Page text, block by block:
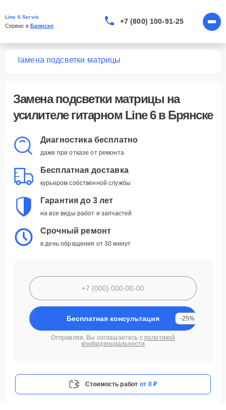
Line 6 Servis
Сервис в Брянске
+7 (800) 100-91-25
Замена подсветки матрицы
Замена подсветки матрицы на
усилителе гитарном Line 6 в Брянске
Диагностика бесплатно
даже при отказе от ремонта
Бесплатная доставка
курьером собственной службы
Гарантия до 3 лет
на все виды работ и запчастей
Срочный ремонт
в день обращения от 30 минут
Бесплатная консультация -25%
Отправляя, Вы соглашаетесь с политикой
конфиденциальности
Стоимость работ от 0 ₽